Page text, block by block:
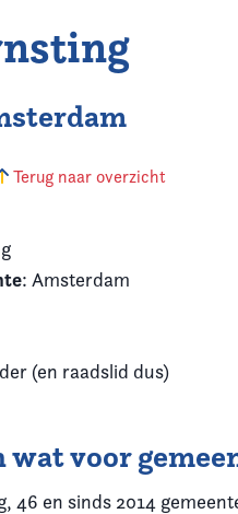
Terug naar overzicht
: Amsterdam
(en raadslid dus)
wat voor
46 en sinds 2014